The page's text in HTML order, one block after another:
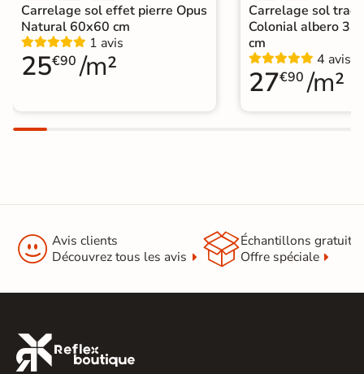
Carrelage sol effet pierre Opus
Natural 60x60 cm
1 avis
25€90 /m²
Carrelage sol
Colonial albero
cm
4 avis
27€90 /m²
 Avis clients
Découvrez tous les avis
Échantillons gratuit
Offre spéciale
